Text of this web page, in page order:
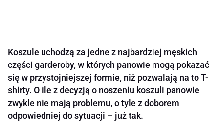
Koszule uchodzą za jedne z najbardziej męskich
części garderoby, w których panowie mogą pokazać
się w przystojniejszej formie, niż pozwalają na to T-
shirty. O ile z decyzją o noszeniu koszuli panowie
zwykle nie mają problemu, o tyle z doborem
odpowiedniej do sytuacji – już tak.